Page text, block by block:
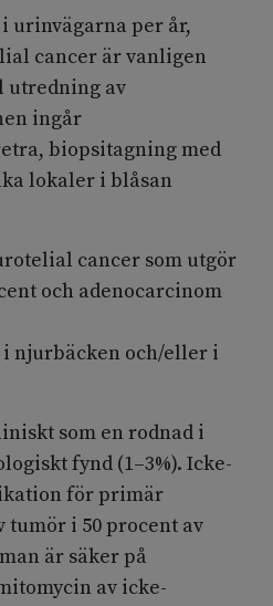
urinvägarna per år,
cancer är vanligen
utredning av
ingår
biopsitagning med
lokaler i blåsan
cancer som utgör
och adenocarcinom
njurbäcken och/eller i
som en rodnad i
fynd (1–3%). Icke-
för primär
i 50 procent av
är säker på
av icke-